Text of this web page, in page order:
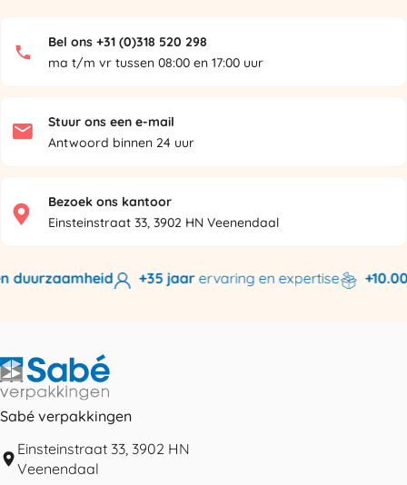
Bel ons +31 (0)318 520 298
ma t/m vr tussen 08:00 en 17:00 uur
Stuur ons een e-mail
Antwoord binnen 24 uur
Bezoek ons kantoor
Einsteinstraat 33, 3902 HN Veenendaal
+35 jaarervaring en expertise
Sabé verpakkingen
Einsteinstraat 33, 3902 HN
Veenendaal